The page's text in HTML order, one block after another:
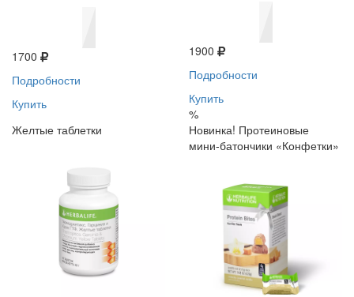
1700
Подробности
Купить
1900
Подробности
Купить
%
Желтые таблетки
Новинка! Протеиновые
мини-батончики «Конфетки»